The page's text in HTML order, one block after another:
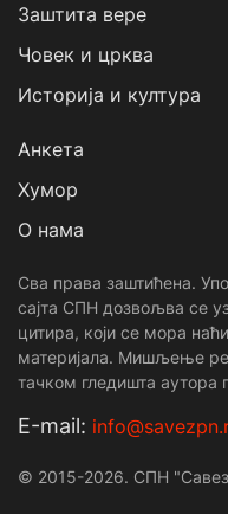
Заштита вере
Човек и црква
Историја и култура
Анкета
Хумор
О нама
Сва права заштићена.
сајта СПН дозвољва се
цитира, који се мора
материјала. Мишљење
тачком гледишта аутора
Е-mail:
© 2015-2026. СПН